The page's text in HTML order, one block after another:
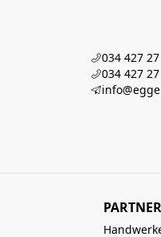
034 427
034 427
PARTNER